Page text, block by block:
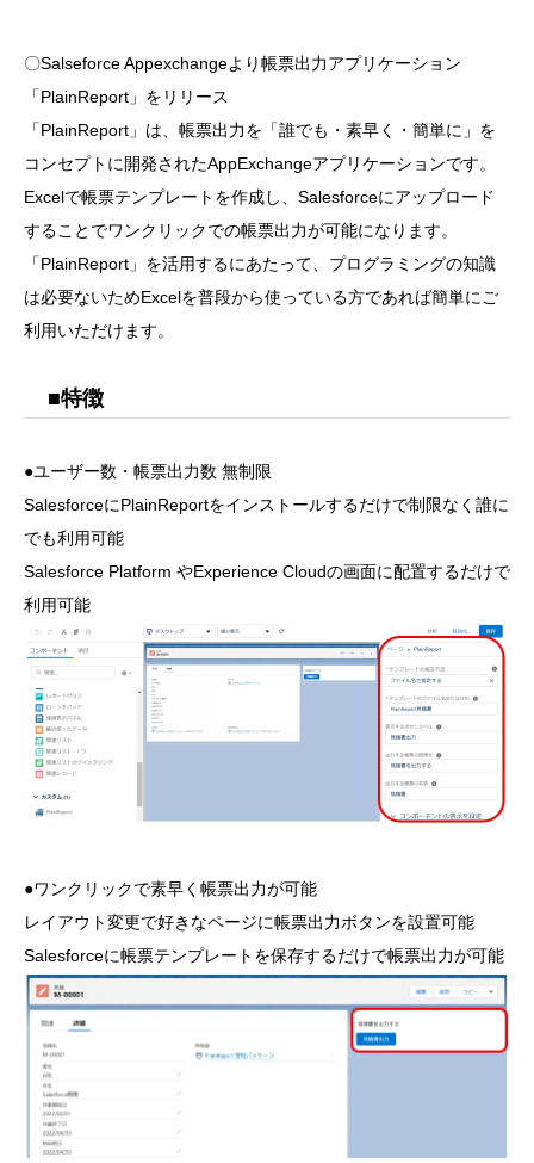
〇Salseforce Appexchangeより帳票出力アプリケーション
「PlainReport」をリリース
「PlainReport」は、帳票出力を「誰でも・素早く・簡単に」を
コンセプトに開発されたAppExchangeアプリケーションです。
Excelで帳票テンプレートを作成し、Salesforceにアップロード
することでワンクリックでの帳票出力が可能になります。
「PlainReport」を活用するにあたって、プログラミングの知識
は必要ないためExcelを普段から使っている方であれば簡単にご
利用いただけます。
■特徴
●ユーザー数・帳票出力数 無制限
SalesforceにPlainReportをインストールするだけで制限なく誰に
でも利用可能
Salesforce Platform やExperience Cloudの画面に配置するだけで
利用可能
●ワンクリックで素早く帳票出力が可能
レイアウト変更で好きなページに帳票出力ボタンを設置可能
Salesforceに帳票テンプレートを保存するだけで帳票出力が可能